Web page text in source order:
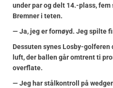
under par og delt 14.-plass,
Bremner i teten.
— Ja, jeg er fornøyd. Jeg spilte
Dessuten synes Losby-golferen
luft, der ballen går omtrent ti
overflate.
— Jeg har stålkontroll på